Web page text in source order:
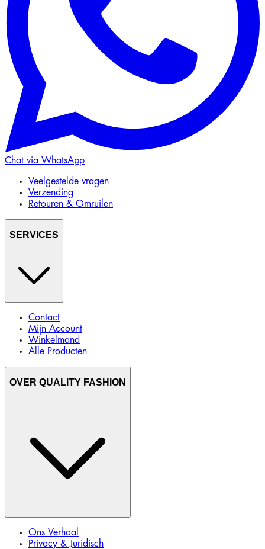
Chat via WhatsApp
Veelgestelde vragen
Verzending
Retouren & Omruilen
SERVICES
Contact
Mijn Account
Winkelmand
Alle Producten
OVER QUALITY FASHION
Ons Verhaal
Privacy & Juridisch